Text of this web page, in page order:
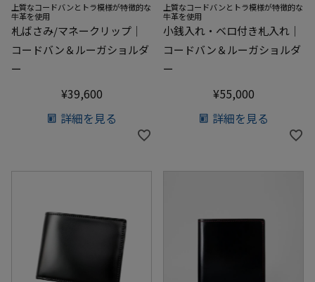
上質なコードバンとトラ模様が特徴的な
牛革を使用
札ばさみ/マネークリップ｜
コードバン＆ルーガショルダ
ー
¥39,600
詳細を見る
上質なコードバンとトラ模様が特徴的な
牛革を使用
小銭入れ・ベロ付き札入れ｜
コードバン＆ルーガショルダ
ー
¥55,000
詳細を見る